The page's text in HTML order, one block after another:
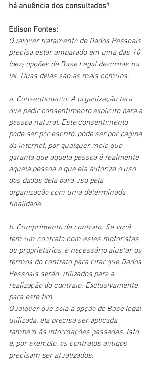
há anuência dos consultados?
Edison Fontes:
Qualquer tratamento de Dados Pessoais
precisa estar amparado em uma das 10
(dez) opções de Base Legal descritas na
lei. Duas delas são as mais comuns:
a. Consentimento. A organização terá
que pedir consentimento explícito para a
pessoa natural. Este consentimento
pode ser por escrito, pode ser por pagina
da internet, por qualquer meio que
garanta que aquela pessoa é realmente
aquela pessoa e que ela autoriza o uso
dos dados dela para uso pela
organização com uma determinada
finalidade.
b. Cumprimento de contrato. Se você
tem um contrato com estes motoristas
ou proprietários, é necessário ajustar os
termos do contrato para citar que Dados
Pessoais serão utilizados para a
realização do contrato. Exclusivamente
para este fim.
Qualquer que seja a opção de Base legal
utilizada, ela precisa ser aplicada
também às informações passadas. Isto
é, por exemplo, os contratos antigos
precisam ser atualizados.